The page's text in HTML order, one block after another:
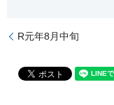
R元年8月中旬